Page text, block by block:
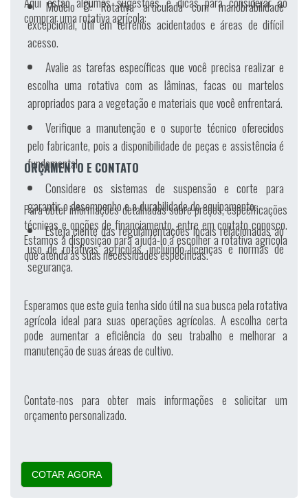
Modelo D:Rotativa articulada com manobrabilidade
excepcional, útil em terrenos acidentados e áreas de difícil
acesso.
comprar uma rotativa agrícola:
Avalie as tarefas específicas que você precisa realizar e
escolha uma rotativa com as lâminas, facas ou martelos
apropriados para a vegetação e materiais que você enfrentará.
Verifique a manutenção e o suporte técnico oferecidos
pelo fabricante, pois a disponibilidade de peças e assistência é
fundamental.
Considere os sistemas de suspensão e corte para
garantir o desempenho e a durabilidade do equipamento.
Esteja ciente das regulamentações locais relacionadas ao
uso de rotativas agrícolas, incluindo licenças e normas de
segurança.
ORÇAMENTO E CONTATO
Para obter informações detalhadas sobre preços, especificações
técnicas e opções de financiamento, entre em contato conosco.
Estamos à disposição para ajudá-lo a escolher a rotativa agrícola
que atenda às suas necessidades específicas.
Esperamos que este guia tenha sido útil na sua busca pela rotativa
agrícola ideal para suas operações agrícolas. A escolha certa
pode aumentar a eficiência do seu trabalho e melhorar a
manutenção de suas áreas de cultivo.
Contate-nos para obter mais informações e solicitar um
orçamento personalizado.
COTAR AGORA